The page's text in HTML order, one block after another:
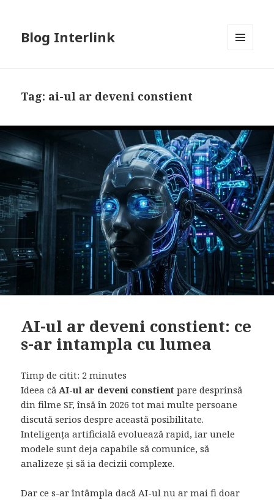
Blog Interlink
Tag: ai-ul ar deveni constient
AI-ul ar deveni constient: ce
s-ar intampla cu lumea
Timp de citit: 2 minutes
Ideea că AI-ul ar deveni constient pare desprinsă
din filme SF, însă în 2026 tot mai multe persoane
discută serios despre această posibilitate.
Inteligența artificială evoluează rapid, iar unele
modele sunt deja capabile să comunice, să
analizeze și să ia decizii complexe.
Dar ce s-ar întâmpla dacă AI-ul nu ar mai fi doar